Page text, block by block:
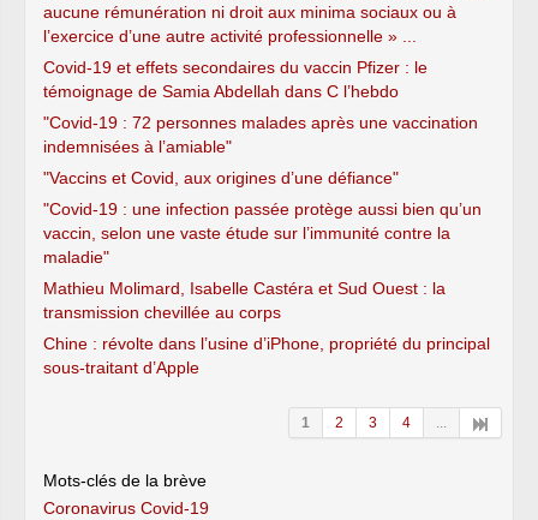
aucune rémunération ni droit aux minima sociaux ou à
l’exercice d’une autre activité professionnelle » ...
Covid-19 et effets secondaires du vaccin Pfizer : le
témoignage de Samia Abdellah dans C l’hebdo
"Covid-19 : 72 personnes malades après une vaccination
indemnisées à l’amiable"
"Vaccins et Covid, aux origines d’une défiance"
"Covid-19 : une infection passée protège aussi bien qu’un
vaccin, selon une vaste étude sur l’immunité contre la
maladie"
Mathieu Molimard, Isabelle Castéra et Sud Ouest : la
transmission chevillée au corps
Chine : révolte dans l’usine d’iPhone, propriété du principal
sous-traitant d’Apple
1 2 3 4 ...
Mots-clés de la brève
Coronavirus Covid-19